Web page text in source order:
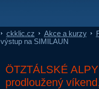
ckklic.cz Akce a kurzy»
výstup na SIMILAUN
ÖTZTÁLSKÉ
prodloužený